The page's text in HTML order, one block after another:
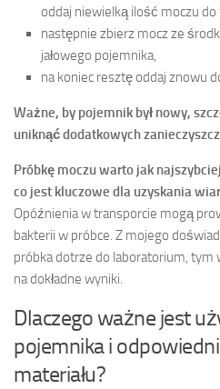
oddaj niewielką ilość moczu do
następnie zbierz mocz ze
jałowego pojemnika,
na koniec resztę oddaj znowu
Ważne, by pojemnik był nowy,
uniknąć dodatkowych
Próbkę moczu warto jak
co jest kluczowe dla uzyskania
Opóźnienia w transporcie mogą
bakterii w próbce. Z mojego
próbka dotrze do laboratorium,
na dokładne wyniki.
Dlaczego ważne jest
pojemnika i
materiału?